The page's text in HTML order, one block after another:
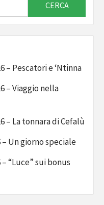
– Pescatori e ‘Ntinna
– Viaggio nella
– La tonnara di Cefalù
Un giorno speciale
“Luce” sui bonus